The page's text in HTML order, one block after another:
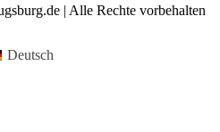
| Alle Rechte vorbehalten
Deutsch